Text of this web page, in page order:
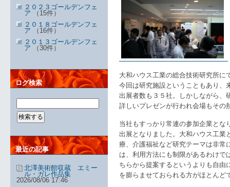
大和ハウス工業の総合技術研究所に
今回は研究施設ということもあり、
出展者数も３５社。しかしながら、
詳しいプレゼンが行われ会場もその
当社もすっかり常連の参加企業とな
出展となりました。大和ハウス工業
療、介護福祉など研究テーマは非常
は、利用方法にも制限があるわけで
ちらから提案するというよりも自由
を膨らませておられる方がほとんど
２０２３ゴールデンフェ
ア （15件）
２０１８ゴールデンフェ
ア （16件）
２０１３ゴールデンフェ
ア （30件）
ログ検索
最近の記事
北澤美術館収蔵 エミー
ル・ガレ作品集
2026/08/06 17:46